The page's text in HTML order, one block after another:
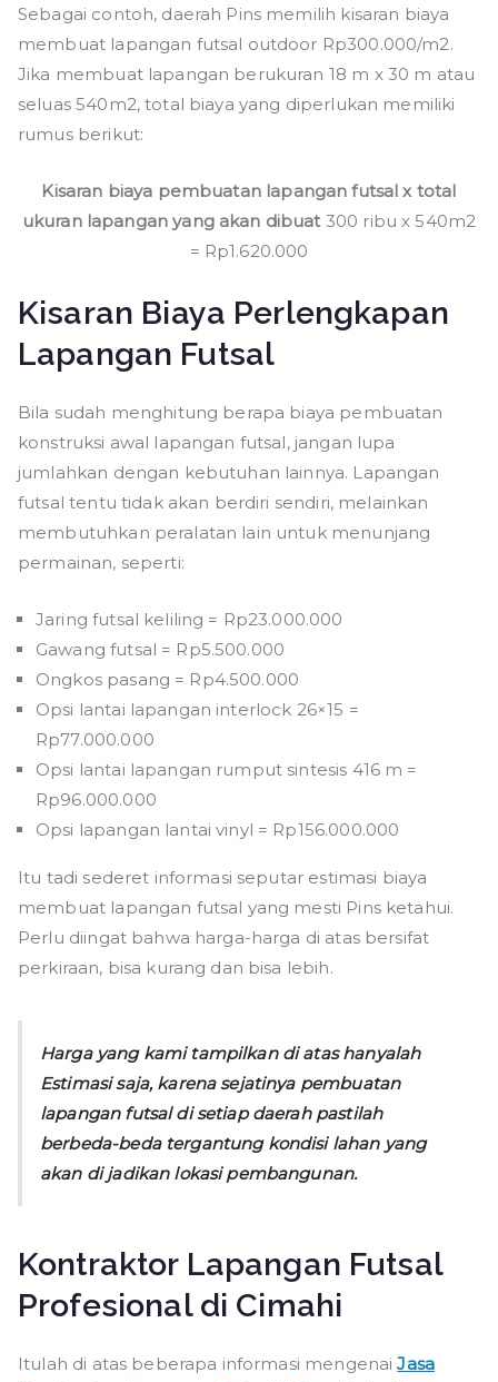
Sebagai contoh, daerah Pins memilih kisaran biaya
membuat lapangan futsal outdoor Rp300.000/m2.
Jika membuat lapangan berukuran 18 m x 30 m atau
seluas 540m2, total biaya yang diperlukan memiliki
rumus berikut:
Kisaran biaya pembuatan lapangan futsal x total
ukuran lapangan yang akan dibuat 300 ribu x 540m2
= Rp1.620.000
Kisaran Biaya Perlengkapan
Lapangan Futsal
Bila sudah menghitung berapa biaya pembuatan
konstruksi awal lapangan futsal, jangan lupa
jumlahkan dengan kebutuhan lainnya. Lapangan
futsal tentu tidak akan berdiri sendiri, melainkan
membutuhkan peralatan lain untuk menunjang
permainan, seperti:
Jaring futsal keliling = Rp23.000.000
Gawang futsal = Rp5.500.000
Ongkos pasang = Rp4.500.000
Opsi lantai lapangan interlock 26×15 =
Rp77.000.000
Opsi lantai lapangan rumput sintesis 416 m =
Rp96.000.000
Opsi lapangan lantai vinyl = Rp156.000.000
Itu tadi sederet informasi seputar estimasi biaya
membuat lapangan futsal yang mesti Pins ketahui.
Perlu diingat bahwa harga-harga di atas bersifat
perkiraan, bisa kurang dan bisa lebih.
Harga yang kami tampilkan di atas hanyalah
Estimasi saja, karena sejatinya pembuatan
lapangan futsal di setiap daerah pastilah
berbeda-beda tergantung kondisi lahan yang
akan di jadikan lokasi pembangunan.
Kontraktor Lapangan Futsal
Profesional di Cimahi
Itulah di atas beberapa informasi mengenaiJasa